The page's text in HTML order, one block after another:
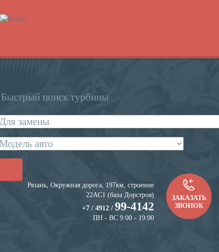
Быстрый поиск турбины
ЗАКАЗАТЬ
ЗВОНОК
Рязань, Окружная дорога, 197км, строение
22АC1 (база Дорстроя)
+7 / 4912 / 99-4142
ПН - ВС 9:00 - 19:00